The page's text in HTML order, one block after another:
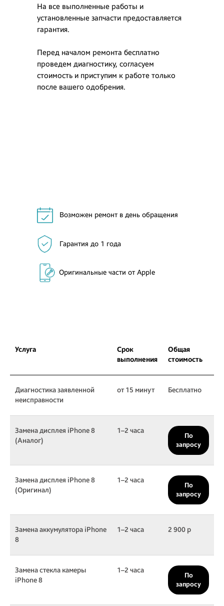
На все выполненные работы и
установленные запчасти предоставляется
гарантия.
Перед началом ремонта бесплатно
проведем диагностику, согласуем
стоимость и приступим к работе только
после вашего одобрения.
Возможен ремонт в день обращения
Гарантия до 1 года
Оригинальные части от Apple
Услуга
Срок
выполнения
Общая
стоимость
Диагностика заявленной
неисправности
от 15 минут Бесплатно
Замена дисплея iPhone 8
(Аналог)
1–2 часа
По
запросу
Замена дисплея iPhone 8
(Оригинал)
1–2 часа
По
запросу
Замена аккумулятора iPhone
8
1–2 часа 2 900 р
Замена стекла камеры
iPhone 8
1–2 часа
По
запросу